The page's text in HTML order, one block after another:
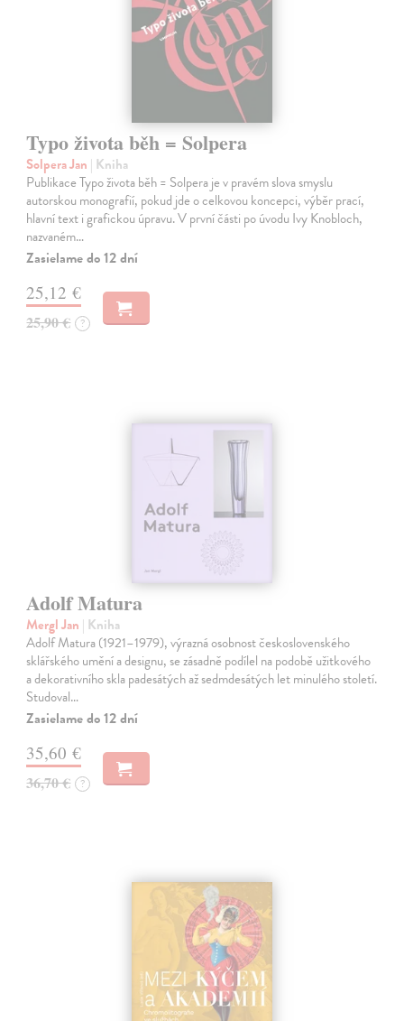
Typo života běh = Solpera
Solpera Jan | Kniha
Publikace Typo života běh = Solpera je v pravém slova smyslu
autorskou monografií, pokud jde o celkovou koncepci, výběr prací,
hlavní text i grafickou úpravu. V první části po úvodu Ivy Knobloch,
nazvaném…
Zasielame do 12 dní
25,12 €
25,90 € ?
Adolf Matura
Mergl Jan | Kniha
Adolf Matura (1921–1979), výrazná osobnost československého
sklářského umění a designu, se zásadně podílel na podobě užitkového
a dekorativního skla padesátých až sedmdesátých let minulého století.
Studoval…
Zasielame do 12 dní
35,60 €
36,70 € ?